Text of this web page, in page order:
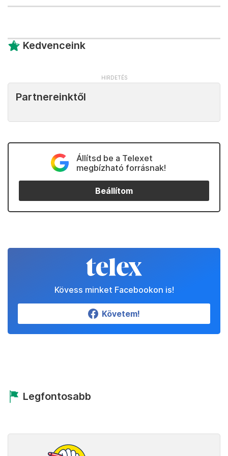
Kedvenceink
Partnereinktől
Állítsd be a Telexet
megbízható forrásnak!
Beállítom
Kövess minket Facebookon is!
Követem!
Legfontosabb